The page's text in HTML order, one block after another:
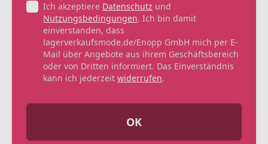
Ich akzeptiere Datenschutz und
Nutzungsbedingungen. Ich bin damit
einverstanden, dass
lagerverkaufsmode.de/Enopp GmbH mich per E-
Mail über Angebote aus ihrem Geschäftsbereich
oder von Dritten informiert. Das Einverständnis
kann ich jederzeit widerrufen.
OK